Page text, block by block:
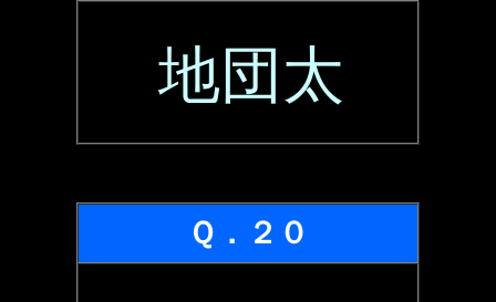
地団太
Ｑ．２０